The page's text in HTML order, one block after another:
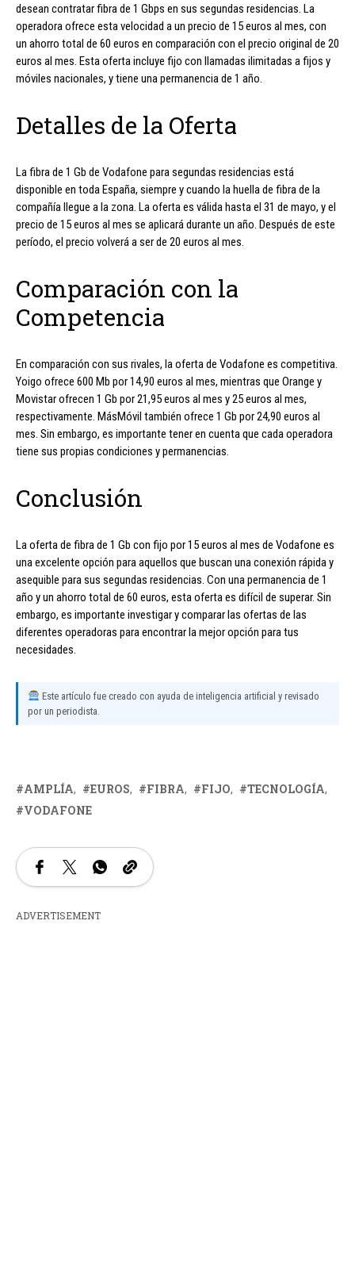
desean contratar fibra de 1 Gbps en sus segundas residencias. La
operadora ofrece esta velocidad a un precio de 15 euros al mes, con
un ahorro total de 60 euros en comparación con el precio original de 20
euros al mes. Esta oferta incluye fijo con llamadas ilimitadas a fijos y
móviles nacionales, y tiene una permanencia de 1 año.
Detalles de la Oferta
La fibra de 1 Gb de Vodafone para segundas residencias está
disponible en toda España, siempre y cuando la huella de fibra de la
compañía llegue a la zona. La oferta es válida hasta el 31 de mayo, y el
precio de 15 euros al mes se aplicará durante un año. Después de este
período, el precio volverá a ser de 20 euros al mes.
Comparación con la
Competencia
En comparación con sus rivales, la oferta de Vodafone es competitiva.
Yoigo ofrece 600 Mb por 14,90 euros al mes, mientras que Orange y
Movistar ofrecen 1 Gb por 21,95 euros al mes y 25 euros al mes,
respectivamente. MásMóvil también ofrece 1 Gb por 24,90 euros al
mes. Sin embargo, es importante tener en cuenta que cada operadora
tiene sus propias condiciones y permanencias.
Conclusión
La oferta de fibra de 1 Gb con fijo por 15 euros al mes de Vodafone es
una excelente opción para aquellos que buscan una conexión rápida y
asequible para sus segundas residencias. Con una permanencia de 1
año y un ahorro total de 60 euros, esta oferta es difícil de superar. Sin
embargo, es importante investigar y comparar las ofertas de las
diferentes operadoras para encontrar la mejor opción para tus
necesidades.
Este artículo fue creado con ayuda de inteligencia artificial y revisado
por un periodista.
AMPLÍA EUROS FIBRA FIJO
TECNOLOGÍA
VODAFONE
ADVERTISEMENT